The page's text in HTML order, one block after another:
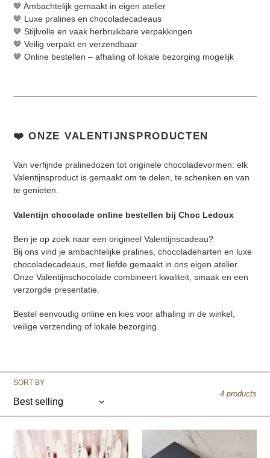
🤎 Ambachtelijk gemaakt in eigen atelier
🤎 Luxe pralines en chocoladecadeaus
🤎 Stijlvolle en vaak herbruikbare verpakkingen
🤎 Veilig verpakt en verzendbaar
🤎 Online bestellen – afhaling of lokale bezorging mogelijk
❤️ ONZE VALENTIJNSPRODUCTEN
Van verfijnde pralinedozen tot originele chocoladevormen: elk
Valentijnsproduct is gemaakt om te delen, te schenken en van
te genieten.
Valentijn chocolade online bestellen bij Choc Ledoux
Ben je op zoek naar een origineel Valentijnscadeau?
Bij ons vind je ambachtelijke pralines, chocoladeharten en luxe
chocoladecadeaus, met liefde gemaakt in ons eigen atelier.
Onze Valentijnschocolade combineert kwaliteit, smaak en een
verzorgde presentatie.
Bestel eenvoudig online en kies voor afhaling in de winkel,
veilige verzending of lokale bezorging.
SORT BY
4 products
Chocostick
palines